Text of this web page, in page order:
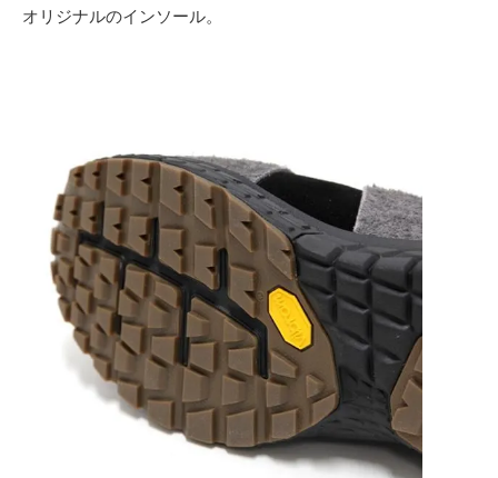
オリジナルのインソール。